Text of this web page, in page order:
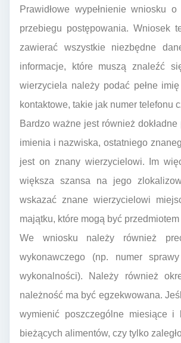
Prawidłowe wypełnienie wniosku
przebiegu postępowania. Wniosek
zawierać wszystkie niezbędne
informacje, które muszą znaleźć
wierzyciela należy podać pełne
kontaktowe, takie jak numer telefonu
Bardzo ważne jest również
imienia i nazwiska, ostatniego
jest on znany wierzycielowi. Im
większa szansa na jego
wskazać znane wierzycielowi
majątku, które mogą być
We wniosku należy również
wykonawczego (np. numer
wykonalności). Należy również
należność ma być egzekwowana.
wymienić poszczególne miesiące i
bieżących alimentów, czy tylko